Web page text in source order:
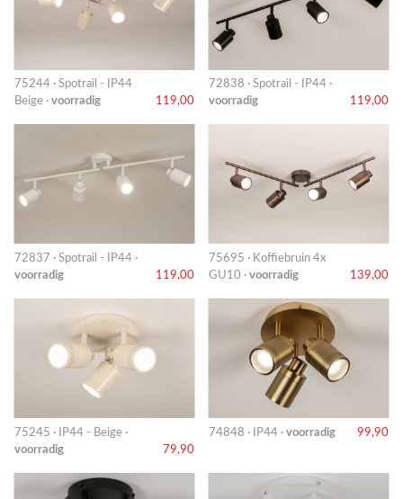
75244 · Spotrail - IP44
Beige · voorradig 119,00
72838 · Spotrail - IP44 ·
voorradig
119,00
72837 · Spotrail - IP44 ·
voorradig
119,00
75695 · Koffiebruin 4x
GU10 · voorradig 139,00
75245 · IP44 - Beige ·
voorradig
79,90
74848 · IP44 · voorradig 99,90